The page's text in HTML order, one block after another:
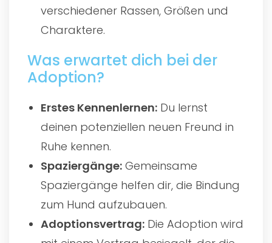
verschiedener Rassen, Größen und
Charaktere.
Was erwartet dich bei der
Adoption?
Erstes Kennenlernen: Du lernst
deinen potenziellen neuen Freund in
Ruhe kennen.
Spaziergänge: Gemeinsame
Spaziergänge helfen dir, die Bindung
zum Hund aufzubauen.
Adoptionsvertrag: Die Adoption wird